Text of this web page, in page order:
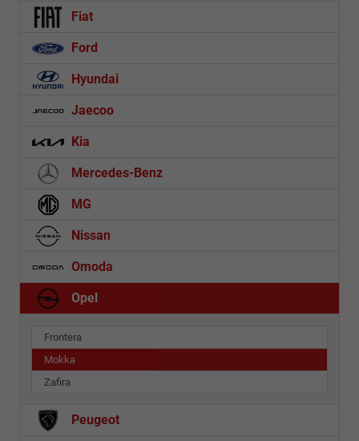
Fiat
Ford
Hyundai
Jaecoo
Kia
Mercedes-Benz
MG
Nissan
Omoda
Opel
Frontera
Mokka
Zafira
Peugeot